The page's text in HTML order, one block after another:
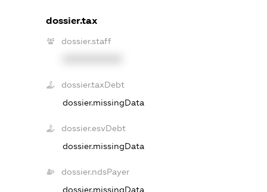
dossier.tax
dossier.staff
dossier.taxDebt
dossier.missingData
dossier.esvDebt
dossier.missingData
dossier.ndsPayer
dossier.missingData